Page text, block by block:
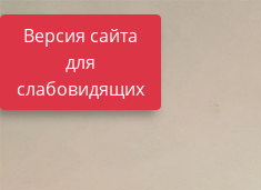
Версия сайта
для
слабовидящих